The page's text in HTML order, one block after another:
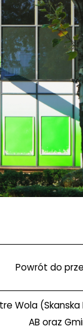
Powrót do
Wola
AB oraz